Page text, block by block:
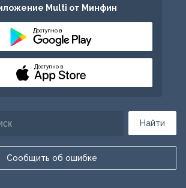
Найти
Сообщить об ошибке
Multi от Минфин
Доступно в
Доступно в